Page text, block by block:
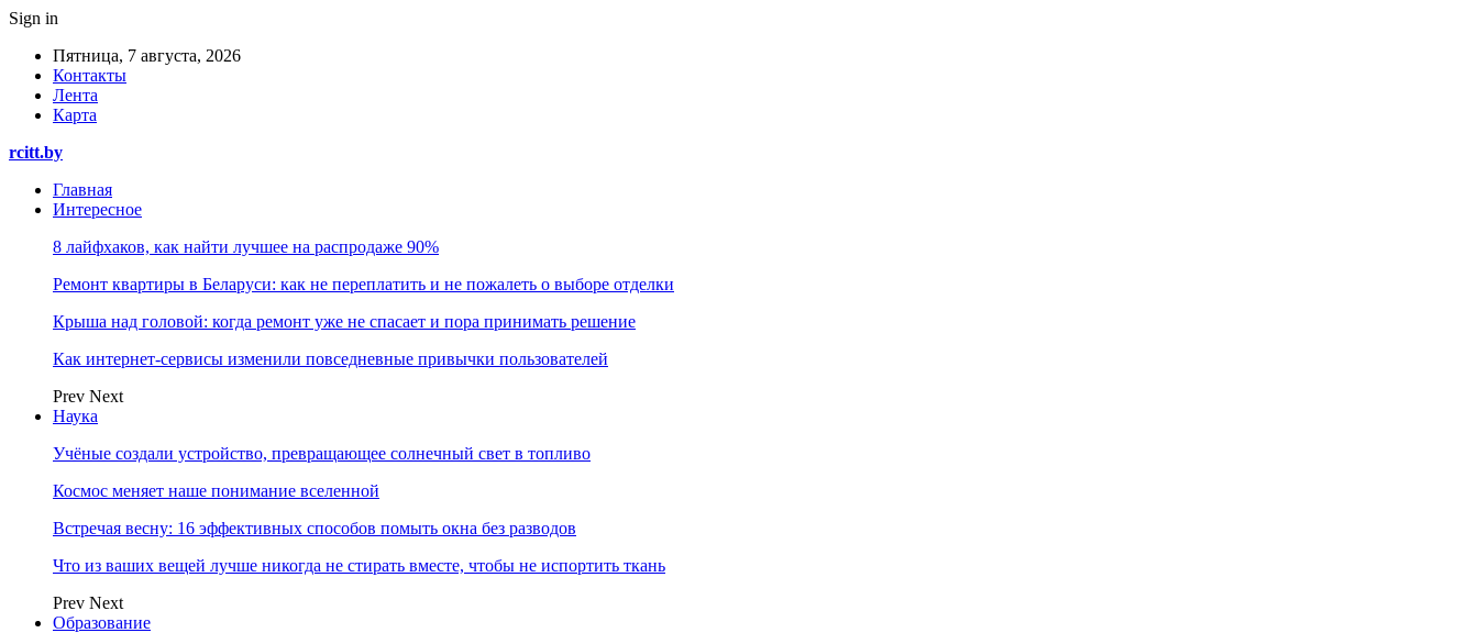
Sign in
Пятница, 7 августа, 2026
Контакты
Лента
Карта
rcitt.by
Главная
Интересное
8 лайфхаков, как найти лучшее на распродаже 90%
Ремонт квартиры в Беларуси: как не переплатить и не пожалеть о выборе отделки
Крыша над головой: когда ремонт уже не спасает и пора принимать решение
Как интернет-сервисы изменили повседневные привычки пользователей
Prev Next
Наука
Учёные создали устройство, превращающее солнечный свет в топливо
Космос меняет наше понимание вселенной
Встречая весну: 16 эффективных способов помыть окна без разводов
Что из ваших вещей лучше никогда не стирать вместе, чтобы не испортить ткань
Prev Next
Образование